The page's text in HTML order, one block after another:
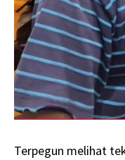
Terpegun melihat